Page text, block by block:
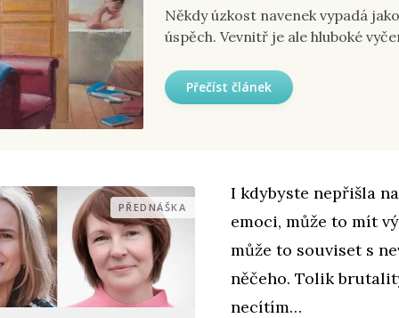
Někdy úzkost navenek vypadá jako
úspěch. Vevnitř je ale hluboké
Přečíst článek
PŘEDNÁŠKA
I kdybyste nepřišla
emoci, může to mít
může to souviset s
něčeho. Tolik
necítím…